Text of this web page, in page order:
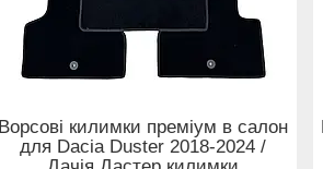
Ворсові килимки преміум в салон
для Dacia Duster 2018-2024 /